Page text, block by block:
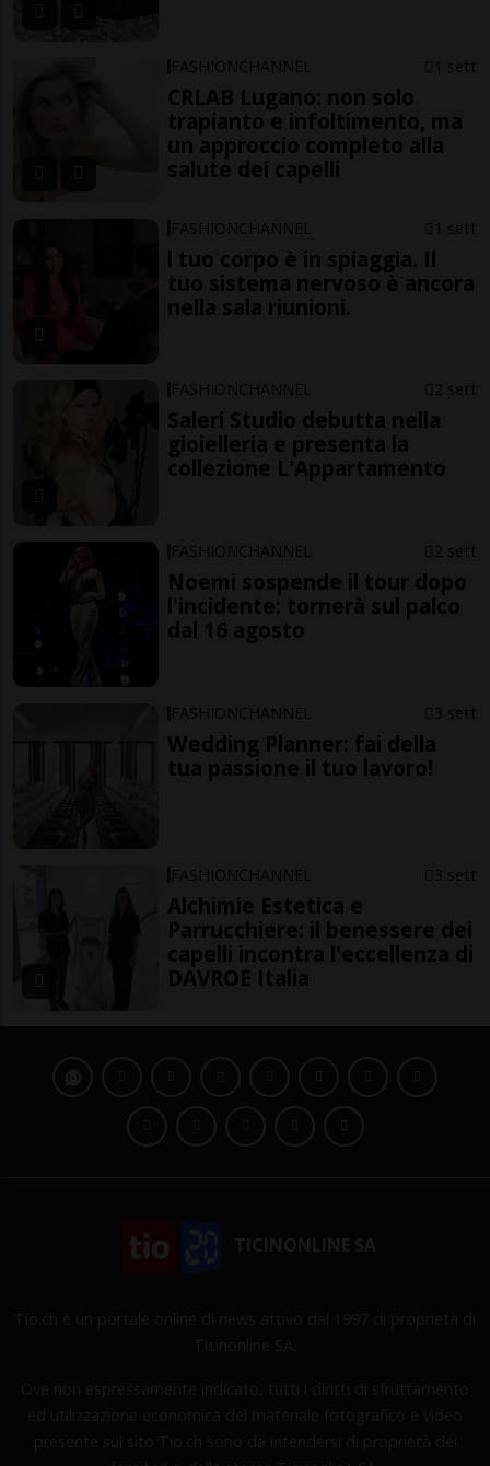
FASHIONCHANNEL 1 sett
CRLAB Lugano: non solo
trapianto e infoltimento, ma
un approccio completo alla
salute dei capelli
FASHIONCHANNEL 1 sett
l tuo corpo è in spiaggia. Il
tuo sistema nervoso è ancora
nella sala riunioni.
FASHIONCHANNEL 2 sett
Saleri Studio debutta nella
gioielleria e presenta la
collezione L'Appartamento
FASHIONCHANNEL 2 sett
Noemi sospende il tour dopo
l'incidente: tornerà sul palco
dal 16 agosto
FASHIONCHANNEL 3 sett
Wedding Planner: fai della
tua passione il tuo lavoro!
FASHIONCHANNEL 3 sett
Alchimie Estetica e
Parrucchiere: il benessere dei
capelli incontra l'eccellenza di
DAVROE Italia